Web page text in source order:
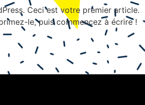
Ceci est votre premier article.
le, puis commencez à écrire !